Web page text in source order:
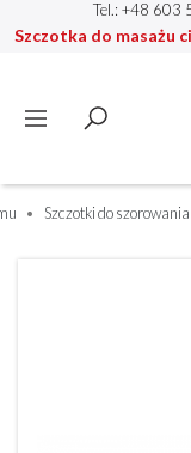
Tel.: +48 603
Szczotka do masażu
Szczotki do szorowania